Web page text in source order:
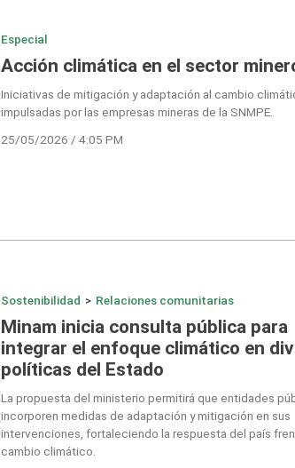
Especial
Acción climática en el sector
Iniciativas de mitigación y adaptación al cambio
impulsadas por las empresas mineras de la SNMPE.
25/05/2026 / 4:05 PM
Sostenibilidad > Relaciones comunitarias
Minam inicia consulta pública para
integrar el enfoque climático en
políticas del Estado
La propuesta del ministerio permitirá que entidades
incorporen medidas de adaptación y mitigación en sus
intervenciones, fortaleciendo la respuesta del país
cambio climático.